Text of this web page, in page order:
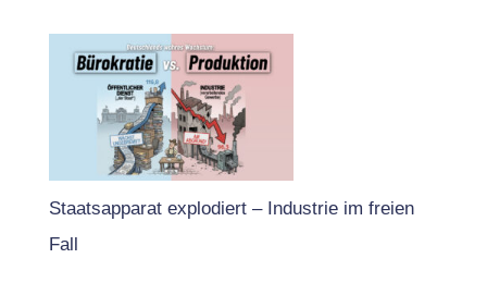
Staatsapparat explodiert – Industrie im freien
Fall